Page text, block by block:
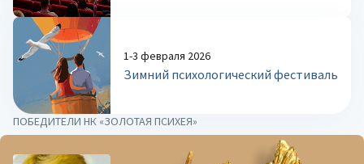
1-3 февраля 2026
Зимний психологический фестиваль
ПОБЕДИТЕЛИ НК «ЗОЛОТАЯ ПСИХЕЯ»